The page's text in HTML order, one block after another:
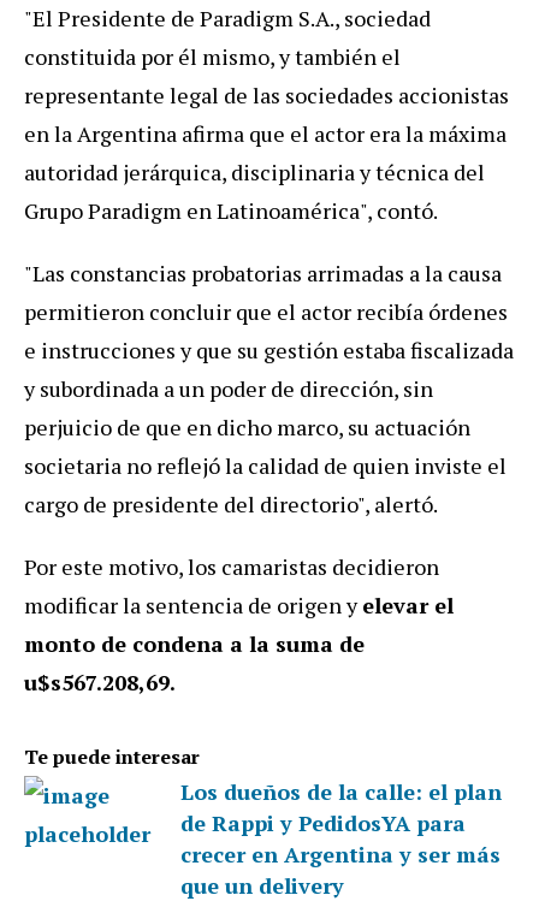
"El Presidente de Paradigm S.A., sociedad
constituida por él mismo, y también el
representante legal de las sociedades accionistas
en la Argentina afirma que el actor era la máxima
autoridad jerárquica, disciplinaria y técnica del
Grupo Paradigm en Latinoamérica", contó.
"Las constancias probatorias arrimadas a la causa
permitieron concluir que el actor recibía órdenes
e instrucciones y que su gestión estaba fiscalizada
y subordinada a un poder de dirección, sin
perjuicio de que en dicho marco, su actuación
societaria no reflejó la calidad de quien inviste el
cargo de presidente del directorio", alertó.
Por este motivo, los camaristas decidieron
modificar la sentencia de origen yelevar el
monto de condena a la suma de
u$s567.208,69.
Te puede interesar
Los dueños de la calle: el plan
de Rappi y PedidosYA para
crecer en Argentina y ser más
que un delivery